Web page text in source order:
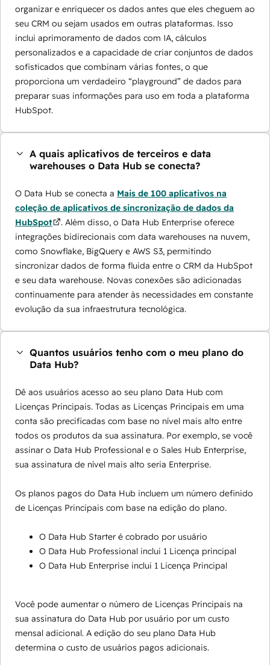
organizar e enriquecer os dados antes que eles cheguem ao
seu CRM ou sejam usados em outras plataformas. Isso
inclui aprimoramento de dados com IA, cálculos
personalizados e a capacidade de criar conjuntos de dados
sofisticados que combinam várias fontes, o que
proporciona um verdadeiro “playground” de dados para
preparar suas informações para uso em toda a plataforma
HubSpot.
A quais aplicativos de terceiros e data
warehouses o Data Hub se conecta?
O Data Hub se conecta a Mais de 100 aplicativos na
coleção de aplicativos de sincronização de dados da
HubSpot
. Além disso, o Data Hub Enterprise oferece
integrações bidirecionais com data warehouses na nuvem,
como Snowflake, BigQuery e AWS S3, permitindo
sincronizar dados de forma fluida entre o CRM da HubSpot
e seu data warehouse. Novas conexões são adicionadas
continuamente para atender às necessidades em constante
evolução da sua infraestrutura tecnológica.
Quantos usuários tenho com o meu plano do
Data Hub?
Dê aos usuários acesso ao seu plano Data Hub com
Licenças Principais. Todas as Licenças Principais em uma
conta são precificadas com base no nível mais alto entre
todos os produtos da sua assinatura. Por exemplo, se você
assinar o Data Hub Professional e o Sales Hub Enterprise,
sua assinatura de nível mais alto seria Enterprise.
Os planos pagos do Data Hub incluem um número definido
de Licenças Principais com base na edição do plano.
O Data Hub Starter é cobrado por usuário
O Data Hub Professional inclui 1 Licença principal
O Data Hub Enterprise inclui 1 Licença Principal
Você pode aumentar o número de Licenças Principais na
sua assinatura do Data Hub por usuário por um custo
mensal adicional. A edição do seu plano Data Hub
determina o custo de usuários pagos adicionais.